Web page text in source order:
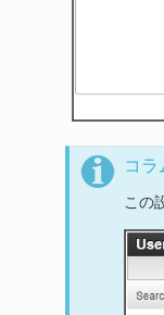
コラ
この